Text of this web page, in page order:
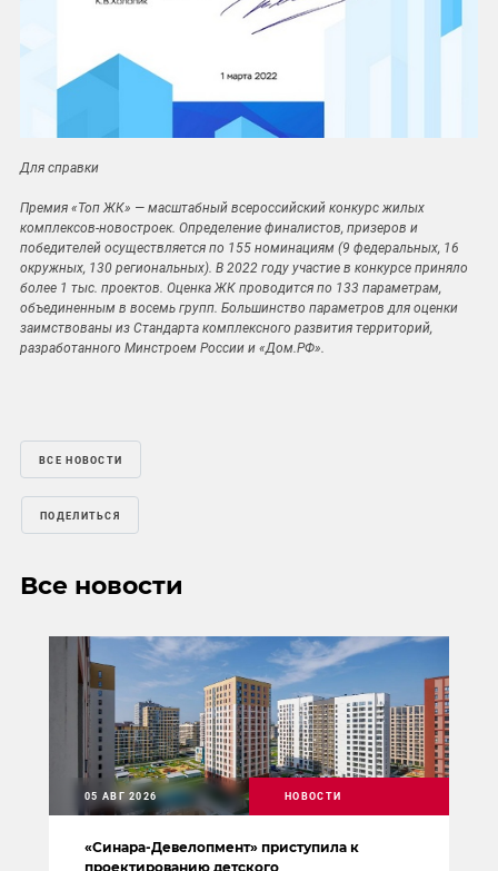
Для справки
Премия «Топ ЖК» — масштабный всероссийский конкурс жилых
комплексов-новостроек. Определение финалистов, призеров и
победителей осуществляется по 155 номинациям (9 федеральных, 16
окружных, 130 региональных). В 2022 году участие в конкурсе приняло
более 1 тыс. проектов. Оценка ЖК проводится по 133 параметрам,
объединенным в восемь групп. Большинство параметров для оценки
заимствованы из Стандарта комплексного развития территорий,
разработанного Минстроем России и «Дом.РФ».
ВСЕ НОВОСТИ
ПОДЕЛИТЬСЯ
Все новости
«Синара-Девелопмент» приступила к
проектированию детского
05 АВГ 2026 НОВОСТИ